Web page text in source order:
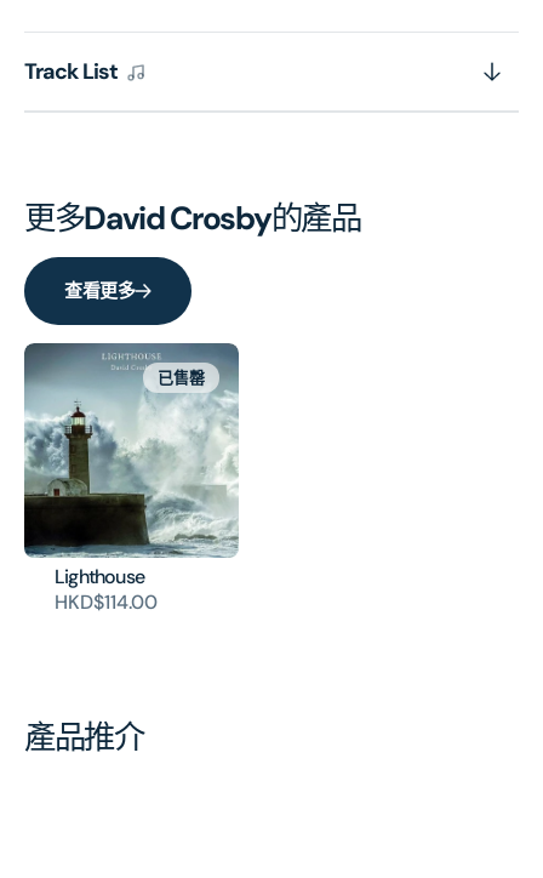
Track List
更多David Crosby的產品
查看更多
Lighthouse
HKD$114.00
已售罄
產品推介